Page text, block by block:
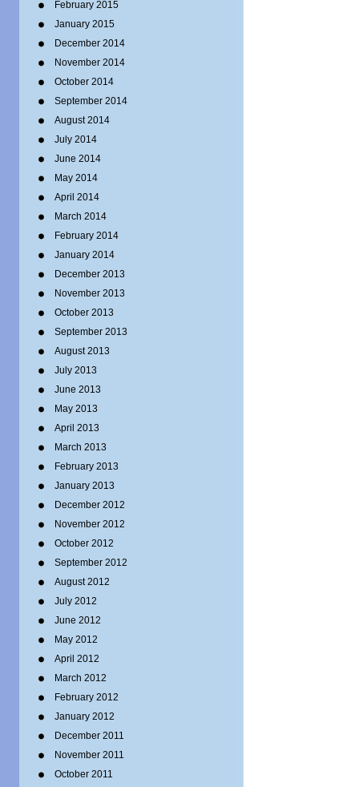
February 2015
January 2015
December 2014
November 2014
October 2014
September 2014
August 2014
July 2014
June 2014
May 2014
April 2014
March 2014
February 2014
January 2014
December 2013
November 2013
October 2013
September 2013
August 2013
July 2013
June 2013
May 2013
April 2013
March 2013
February 2013
January 2013
December 2012
November 2012
October 2012
September 2012
August 2012
July 2012
June 2012
May 2012
April 2012
March 2012
February 2012
January 2012
December 2011
November 2011
October 2011